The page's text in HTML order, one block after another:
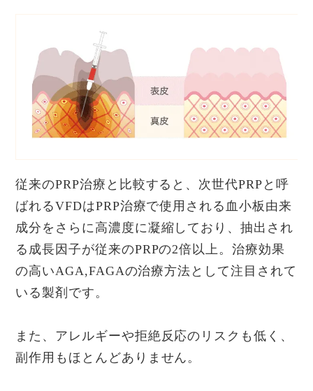
従来のPRP治療と比較すると、次世代PRPと呼
ばれるVFDはPRP治療で使用される血小板由来
成分をさらに高濃度に凝縮しており、抽出され
る成長因子が従来のPRPの2倍以上。治療効果
の高いAGA,FAGAの治療方法として注目されて
いる製剤です。
また、アレルギーや拒絶反応のリスクも低く、
副作用もほとんどありません。